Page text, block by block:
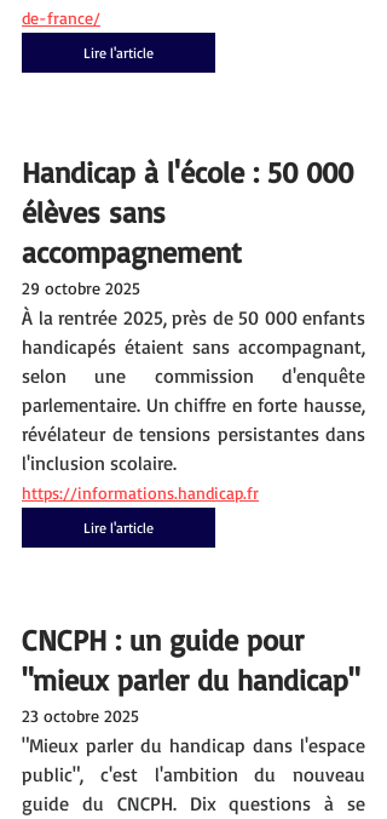
de-france/
Lire l'article
Handicap à l'école : 50 000
élèves sans
accompagnement
29 octobre 2025
À la rentrée 2025, près de 50 000 enfants
handicapés étaient sans accompagnant,
selon une commission d'enquête
parlementaire. Un chiffre en forte hausse,
révélateur de tensions persistantes dans
l'inclusion scolaire.
https://informations.handicap.fr
Lire l'article
CNCPH : un guide pour
"mieux parler du handicap"
23 octobre 2025
"Mieux parler du handicap dans l'espace
public", c'est l'ambition du nouveau
guide du CNCPH. Dix questions à se